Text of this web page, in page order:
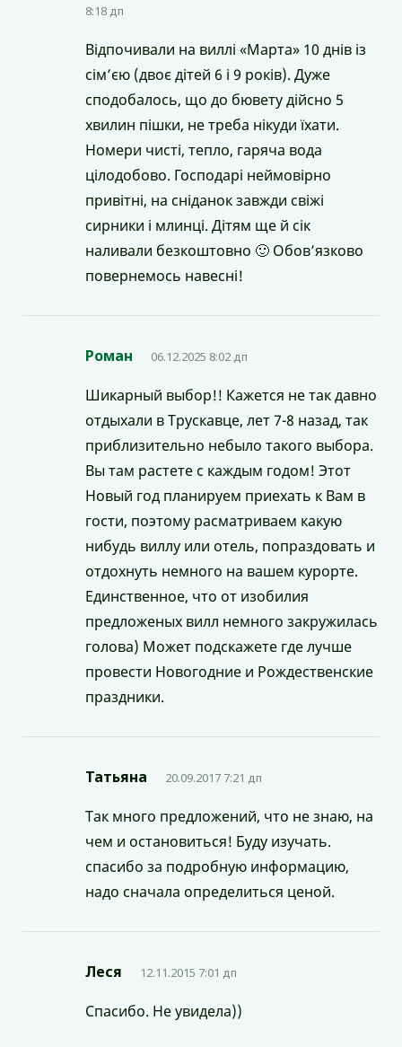
8:18 дп
Відпочивали на виллі «Марта» 10 днів із
сім’єю (двоє дітей 6 і 9 років). Дуже
сподобалось, що до бювету дійсно 5
хвилин пішки, не треба нікуди їхати.
Номери чисті, тепло, гаряча вода
цілодобово. Господарі неймовірно
привітні, на сніданок завжди свіжі
сирники і млинці. Дітям ще й сік
наливали безкоштовно 🙂 Обов’язково
повернемось навесні!
Роман 06.12.2025 8:02 дп
Шикарный выбор!! Кажется не так давно
отдыхали в Трускавце, лет 7-8 назад, так
приблизительно небыло такого выбора.
Вы там растете с каждым годом! Этот
Новый год планируем приехать к Вам в
гости, поэтому расматриваем какую
нибудь виллу или отель, попраздовать и
отдохнуть немного на вашем курорте.
Единственное, что от изобилия
предложеных вилл немного закружилась
голова) Может подскажете где лучше
провести Новогодние и Рождественские
праздники.
Татьяна 20.09.2017 7:21 дп
Так много предложений, что не знаю, на
чем и остановиться! Буду изучать.
спасибо за подробную информацию,
надо сначала определиться ценой.
Леся 12.11.2015 7:01 дп
Спасибо. Не увидела))